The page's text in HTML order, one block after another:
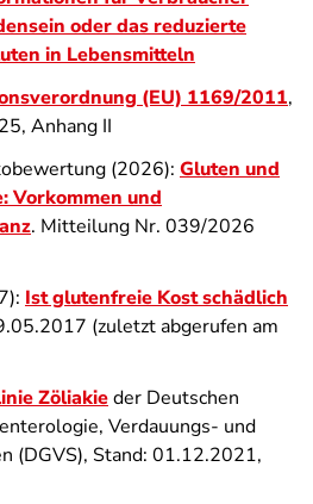
oder das reduzierte
in Lebensmitteln
(EU) 1169/2011,
Anhang II
(2026): Gluten und
Vorkommen und
. Mitteilung Nr. 039/2026
Ist glutenfreie Kost schädlich
(zuletzt abgerufen am
Zöliakieder Deutschen
Verdauungs- und
(DGVS), Stand: 01.12.2021,